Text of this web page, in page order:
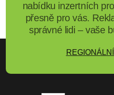
nabídku inzertních
přesně pro vás.
správné lidi – vaše